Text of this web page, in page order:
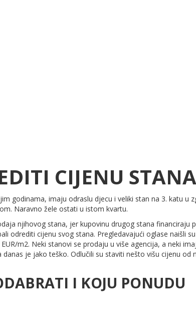
CIJENU
godinama, imaju odraslu djecu i veliki stan na 3. katu u
Naravno žele ostati u istom kvartu.
njihovog stana, jer kupovinu drugog stana financiraju
odrediti cijenu svog stana. Pregledavajući oglase naišli
m2. Neki stanovi se prodaju u više agencija, a neki
je jako teško. Odlučili su staviti nešto višu cijenu od
I KOJU PONUDU